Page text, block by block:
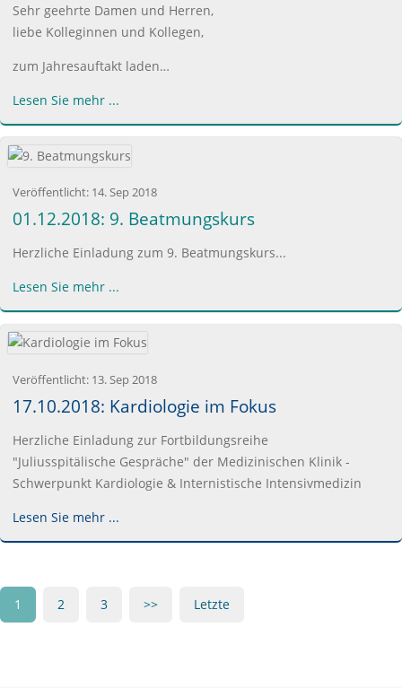
Sehr geehrte Damen und Herren,
liebe Kolleginnen und Kollegen,
zum Jahresauftakt laden…
Lesen Sie mehr ...
Veröffentlicht: 14. Sep 2018
01.12.2018: 9. Beatmungskurs
Herzliche Einladung zum 9. Beatmungskurs...
Lesen Sie mehr ...
Veröffentlicht: 13. Sep 2018
17.10.2018: Kardiologie im Fokus
Herzliche Einladung zur Fortbildungsreihe
"Juliusspitälische Gespräche" der Medizinischen Klinik -
Schwerpunkt Kardiologie & Internistische Intensivmedizin
Lesen Sie mehr ...
1 2 3 >> Letzte